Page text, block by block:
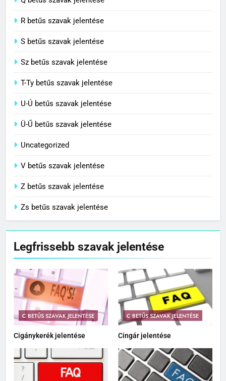
R betűs szavak jelentése
S betűs szavak jelentése
Sz betűs szavak jelentése
T-Ty betűs szavak jelentése
U-Ú betűs szavak jelentése
Ü-Ű betűs szavak jelentése
Uncategorized
V betűs szavak jelentése
Z betűs szavak jelentése
Zs betűs szavak jelentése
Legfrissebb szavak jelentése
C BETŰS SZAVAK JELENTÉSE
Cigánykerék jelentése
C BETŰS SZAVAK JELENTÉSE
Cingár jelentése